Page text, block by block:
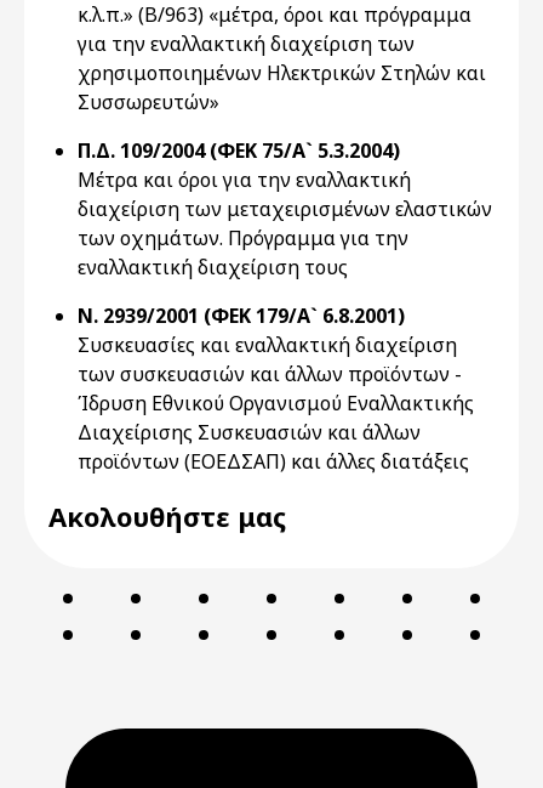
κ.λ.π.» (Β/963) «μέτρα, όροι και πρόγραμμα
για την εναλλακτική διαχείριση των
χρησιμοποιημένων Ηλεκτρικών Στηλών και
Συσσωρευτών»
Π.Δ. 109/2004 (ΦΕΚ 75/Α` 5.3.2004)
Μέτρα και όροι για την εναλλακτική
διαχείριση των μεταχειρισμένων ελαστικών
των οχημάτων. Πρόγραμμα για την
εναλλακτική διαχείριση τους
Ν. 2939/2001 (ΦΕΚ 179/Α` 6.8.2001)
Συσκευασίες και εναλλακτική διαχείριση
των συσκευασιών και άλλων προϊόντων -
Ίδρυση Εθνικού Οργανισμού Εναλλακτικής
Διαχείρισης Συσκευασιών και άλλων
προϊόντων (ΕΟΕΔΣΑΠ) και άλλες διατάξεις
Ακολουθήστε μας